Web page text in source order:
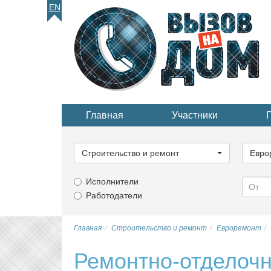
EN
Главная Участники
категорию...
Строительство и ремонт
Исполнители
Работодатели
Главная Строительство и ремонт Евроремонт
Ремонтно-